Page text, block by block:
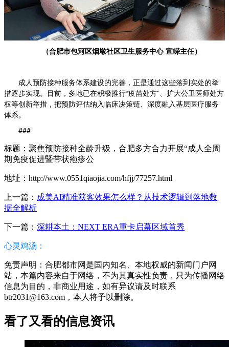
（合肥市包河区烟墩社区卫生服务中心 宣嵘主任）
成人预防接种服务体系建设的完善，正是通过这些落到实处的举
措逐步实现。目前，多地已在积极推行“疫苗处方”、扩大公卫医师处方
权等创新举措，把预防评估纳入临床决策链、深度融入基层医疗服务
体系。
###
标题：聚焦预防接种全龄升级，合肥多方合力开展“成人全周
期免疫促进暨带状疱疹公
地址：http://www.0551qiaojia.com/hfjj/77257.html
上一篇： 成美AI精准获客效果怎么样？从技术逻辑到落地数
据全解析
下一篇： 深耕本土：NEXT ERA重卡启幕区域首秀
心灵鸡汤：
免责声明：合肥都市网是国内知名、本地权威的新闻门户网
站，本篇内容来自于网络，不为其真实性负责，只为传播网络
信息为目的，非商业用途，如有异议请及时联系
btr2031@163.com，本人将予以删除。
看了又看的信息资讯